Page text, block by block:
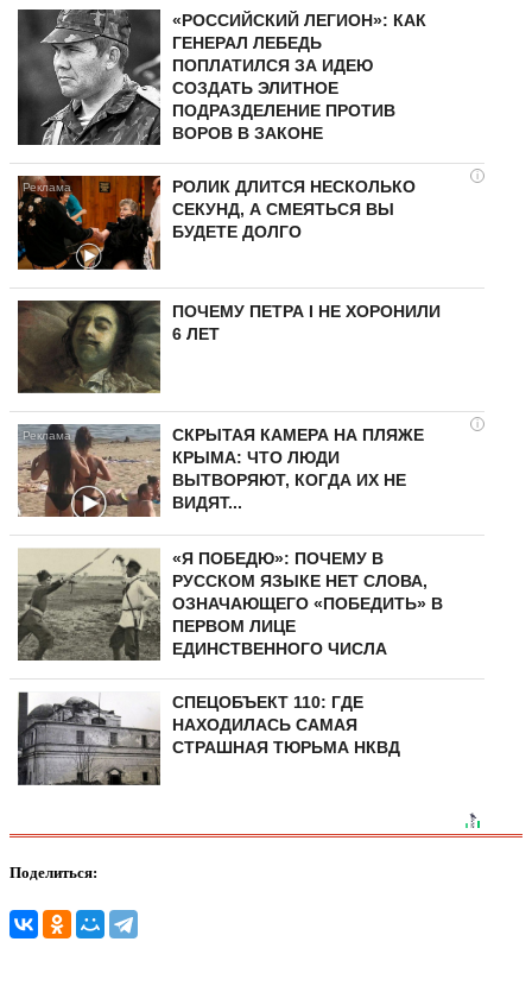
«РОССИЙСКИЙ ЛЕГИОН»: КАК
ГЕНЕРАЛ ЛЕБЕДЬ
ПОПЛАТИЛСЯ ЗА ИДЕЮ
СОЗДАТЬ ЭЛИТНОЕ
ПОДРАЗДЕЛЕНИЕ ПРОТИВ
ВОРОВ В ЗАКОНЕ
i
РОЛИК ДЛИТСЯ НЕСКОЛЬКО
СЕКУНД, А СМЕЯТЬСЯ ВЫ
БУДЕТЕ ДОЛГО
ПОЧЕМУ ПЕТРА I НЕ ХОРОНИЛИ
6 ЛЕТ
i
СКРЫТАЯ КАМЕРА НА ПЛЯЖЕ
КРЫМА: ЧТО ЛЮДИ
ВЫТВОРЯЮТ, КОГДА ИХ НЕ
ВИДЯТ...
«Я ПОБЕДЮ»: ПОЧЕМУ В
РУССКОМ ЯЗЫКЕ НЕТ СЛОВА,
ОЗНАЧАЮЩЕГО «ПОБЕДИТЬ» В
ПЕРВОМ ЛИЦЕ
ЕДИНСТВЕННОГО ЧИСЛА
СПЕЦОБЪЕКТ 110: ГДЕ
НАХОДИЛАСЬ САМАЯ
СТРАШНАЯ ТЮРЬМА НКВД
Поделиться: